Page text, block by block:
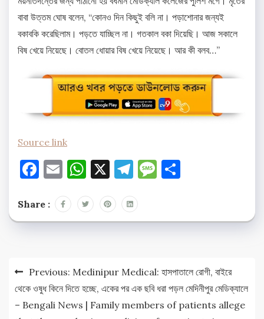
বাবা উত্তম ঘোষ বলেন, “কোনও দিন কিছুই বলি না। পড়াশোনার জন্যই
বকাবকি করেছিলাম। পড়তে যাচ্ছিল না। গতকাল বকা দিয়েছি। আজ সকালে
বিষ খেয়ে নিয়েছে। বোতল ধোয়ার বিষ খেয়ে নিয়েছে। আর কী বলব…”
Source link
Facebook
EmailWhatsApp
X Telegram
Message
Share :
Post
navigation
Previous: Medinipur Medical: হাসপাতালে রোগী, বাইরে
থেকে ওষুধ কিনে দিতে হচ্ছে, একের পর এক ছবি ধরা পড়ল মেদিনীপুর মেডিক্যালে
– Bengali News | Family members of patients allege